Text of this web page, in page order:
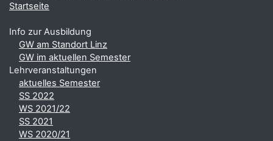
Startseite
Info zur Ausbildung
GW am Standort Linz
GW im aktuellen Semester
Lehrveranstaltungen
aktuelles Semester
SS 2022
WS 2021/22
SS 2021
WS 2020/21